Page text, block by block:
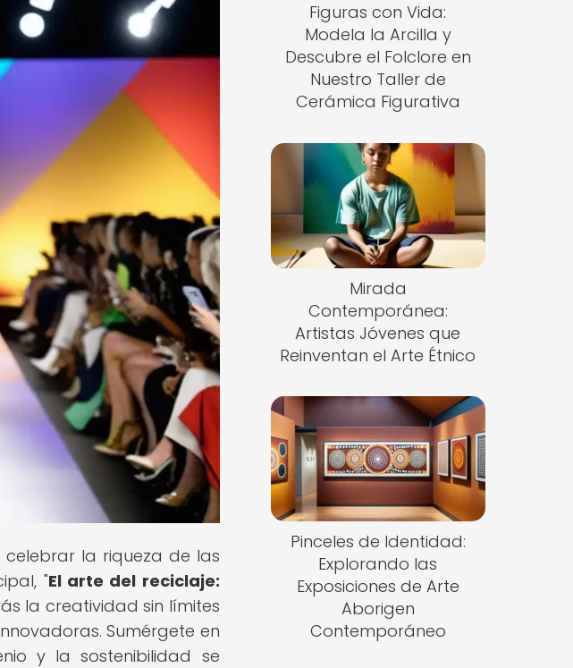
la riqueza de las
"El arte del reciclaje:
la creatividad sin límites
Sumérgete en
y la sostenibilidad se
Figuras con Vida:
Modela la Arcilla y
Descubre el Folclore en
Nuestro Taller de
Cerámica Figurativa
Mirada
Contemporánea:
Artistas Jóvenes que
Reinventan el Arte Étnico
Pinceles de Identidad:
Explorando las
Exposiciones de Arte
Aborigen
Contemporáneo